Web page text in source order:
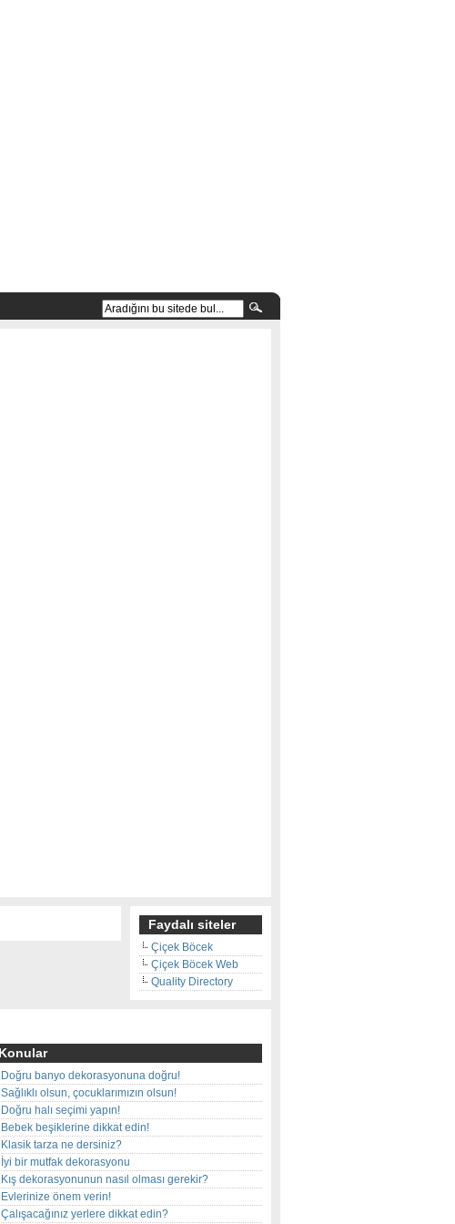
Faydalı siteler
Çiçek Böcek
Çiçek Böcek Web
Quality Directory
Konular
Doğru banyo dekorasyonuna doğru!
Sağlıklı olsun, çocuklarımızın olsun!
Doğru halı seçimi yapın!
Bebek beşiklerine dikkat edin!
Klasik tarza ne dersiniz?
İyi bir mutfak dekorasyonu
Kış dekorasyonunun nasıl olması gerekir?
Evlerinize önem verin!
Çalışacağınız yerlere dikkat edin?